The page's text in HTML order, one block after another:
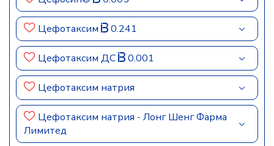
Цефотаксим 0.241
Цефотаксим ДС 0.001
Цефотаксим натрия
Цефотаксим натрия - Лонг Шенг Фарма
Лимитед